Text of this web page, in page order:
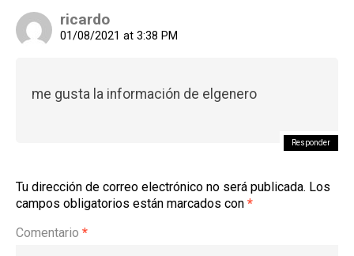
ricardo
01/08/2021 at 3:38 PM
me gusta la información de elgenero
Responder
Tu dirección de correo electrónico no será publicada. Los
campos obligatorios están marcados con *
Comentario *